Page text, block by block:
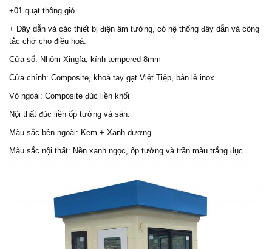
+01 quạt thông gió
+ Dây dẫn và các thiết bị điện âm tường, có hệ thống đây dẫn và công
tắc chờ cho điều hoà.
Cửa sổ: Nhôm Xingfa, kính tempered 8mm
Cửa chính: Composite, khoá tay gạt Việt Tiệp, bản lề inox.
Vỏ ngoài: Composite đúc liền khối
Nội thất đúc liền ốp tường và sàn.
Màu sắc bên ngoài: Kem + Xanh dương
Màu sắc nội thất: Nền xanh ngọc, ốp tường và trần màu trắng đục.